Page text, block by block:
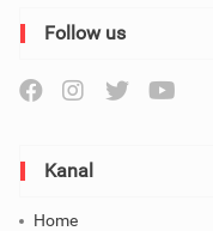
Follow us
Kanal
Home